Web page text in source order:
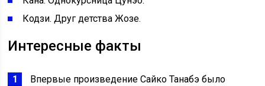
Кодзи. Друг детства Жозе.
Интересные факты
Впервые произведение Сайко Танабэ было